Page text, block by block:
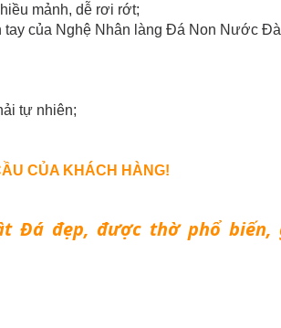
mảnh, dễ rơi rớt;
của Nghệ Nhân làng Đá Non Nước
tự nhiên;
CỦA KHÁCH HÀNG!
Đá đẹp, được thờ phổ